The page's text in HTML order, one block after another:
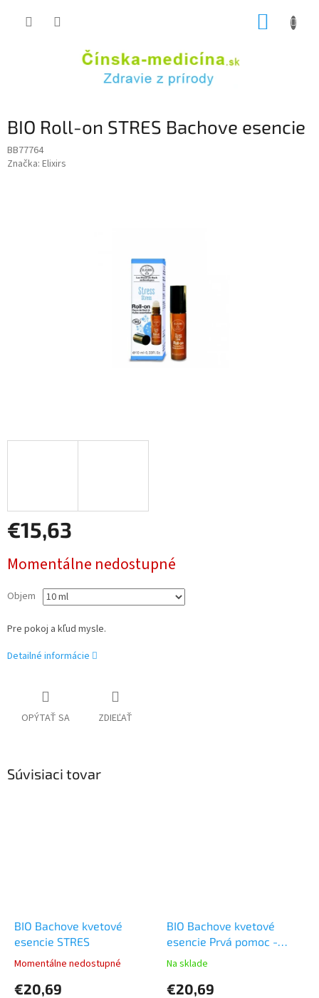
BIO Roll-on STRES Bachove esencie
BB77764
Značka: Elixirs
€15,63
cena:
Momentálne nedostupné
Objem
Pre pokoj a kľud mysle.
Detailné informácie
OPÝTAŤ SA ZDIEĽAŤ
Súvisiaci tovar
BIO Bachove kvetové
esencie STRES
Momentálne nedostupné
€20,69
BIO Bachove kvetové
esencie Prvá pomoc -
URGENCY
Na sklade
€20,69